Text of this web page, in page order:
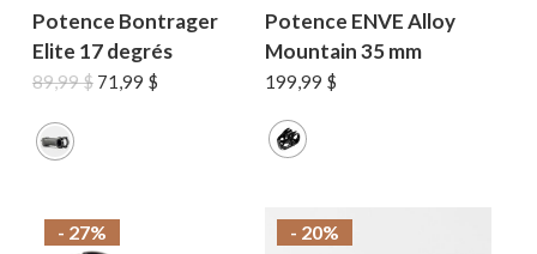
Potence Bontrager
Elite 17 degrés
89,99$ Le
71,99 $Le
Potence ENVE Alloy
Mountain 35 mm
199,99 $
- 27% - 20%